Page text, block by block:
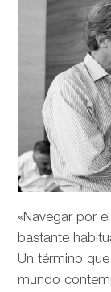
«Navegar por
bastante
Un término
mundo